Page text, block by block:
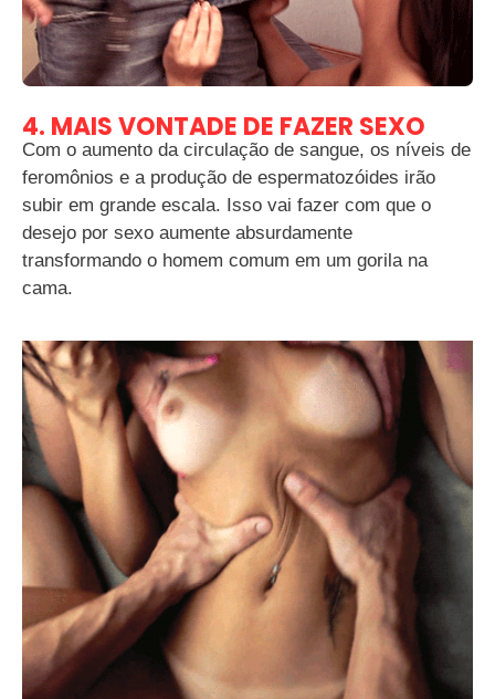
4. MAIS VONTADE DE FAZER SEXO
Com o aumento da circulação de sangue, os níveis de
feromônios e a produção de espermatozóides irão
subir em grande escala. Isso vai fazer com que o
desejo por sexo aumente absurdamente
transformando o homem comum em um gorila na
cama.